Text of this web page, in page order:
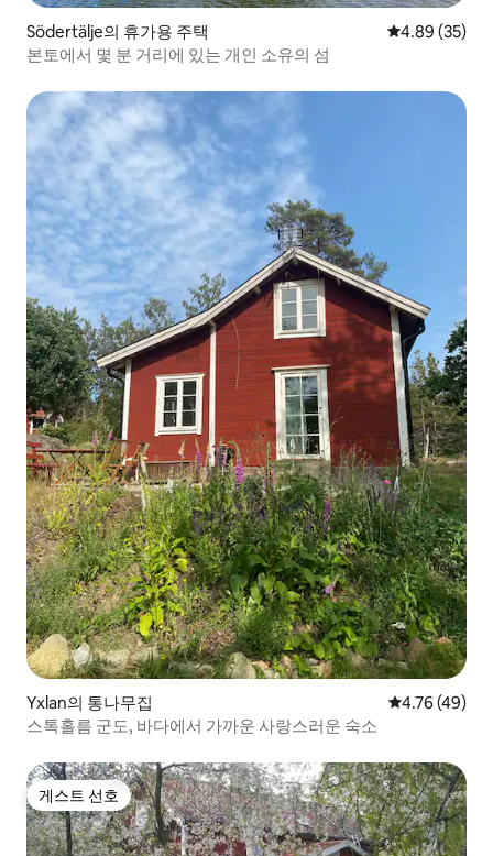
Södertälje의 휴가용 주택 평점 4.89점(5
4.89 (35)
본토에서 몇 분 거리에 있는 개인 소유의 섬
Yxlan의 통나무집 평점 4.76점
4.76 (49)
스톡홀름 군도, 바다에서 가까운 사랑스러운 숙소
게스트 선호
게스트 선호